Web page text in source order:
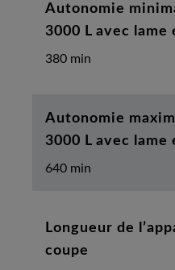
Autonomie
3000 L avec lame
380 min
Autonomie
3000 L avec lame
640 min
Longueur de
coupe